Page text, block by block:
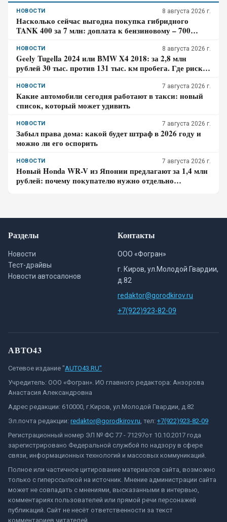
НОВОСТИ 8 августа 2026 г.
Насколько сейчас выгодна покупка гибридного
TANK 400 за 7 млн: доплата к бензиновому – 700
НОВОСТИ 8 августа 2026 г.
Geely Tugella 2024 или BMW X4 2018: за 2,8 млн
рублей 30 тыс. против 131 тыс. км пробега. Где риск
НОВОСТИ 7 августа 2026 г.
Какие автомобили сегодня работают в такси: новый
список, который может удивить
НОВОСТИ 7 августа 2026 г.
Забыл права дома: какой будет штраф в 2026 году и
можно ли его оспорить
НОВОСТИ 7 августа 2026 г.
Новый Honda WR-V из Японии предлагают за 1,4 млн
рублей: почему покупателю нужно отдельно
Разделы
Новости
Тест-драйвы
Новости автосалонов
Контакты
ООО «Фогран»
г. Киров, ул.Молодой Гвардии,
д.82
redaktor@gorodkirov.ru
+7(922)923-82-09
АВТО43
Сетевое издание "AUTO43.RU"
Учредитель: ООО «Фогран». ИО главного редактора: Анзорова
Анастасия Александровна
Адрес редакции: 610000, г.Киров, ул.Молодой Гвардии, д.82
Эл.почта редакции: redaktor@gorodkirov.ru, тел: +7(922)923-82-09
Регистрационный номер ЭЛ № ФС 77 - 71297от 10.10.2017 года
зарегистрировано Федеральной службой по надзору в сфере
связи, информационных технологий и массовых коммуникаций.
Полное или частичное цитирование материалов сайта, возможно
только с гиперссылкой на источник. Мнение администрации сайта
может не совпадать с мнениями, высказанными в интервью,
комментариях пользователей или прямой речи персонажей
публикаций. Сайт не несёт ответственности за текст
комментариев читателей.